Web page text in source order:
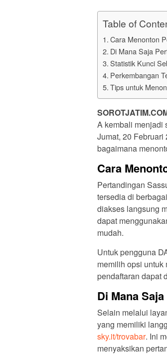
Table of
Cara Menonton
Di Mana Saja
Statistik Kunci
Perkembangan
Tips untuk
A kembali menjadi
Jumat, 20
bagaimana
Cara
Pertandingan
tersedia di
diakses langsung
dapat
mudah.
Untuk pengguna
memilih opsi untuk
pendaftaran dapat
Di Mana
Selain melalui
sky.it/trovabar. Ini
menyaksikan